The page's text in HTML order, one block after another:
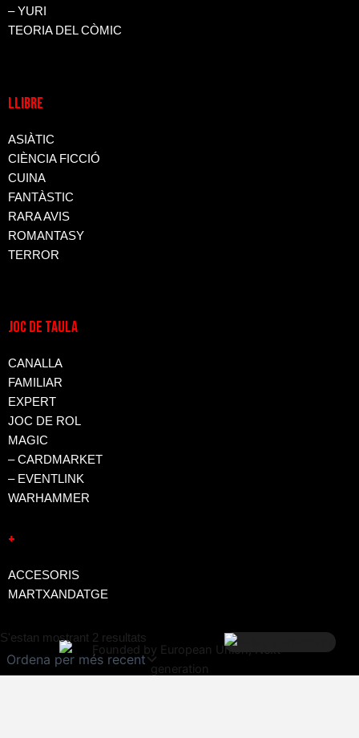
S'estan mostrant 2 resultats
per
més
recent
– YURI
TEORIA DEL CÒMIC
LLIBRE
ASIÀTIC
CIÈNCIA FICCIÓ
CUINA
FANTÀSTIC
RARA AVIS
ROMANTASY
TERROR
JOC DE TAULA
CANALLA
FAMILIAR
EXPERT
JOC DE ROL
MAGIC
– CARDMARKET
– EVENTLINK
WARHAMMER
+
ACCESORIS
MARTXANDATGE